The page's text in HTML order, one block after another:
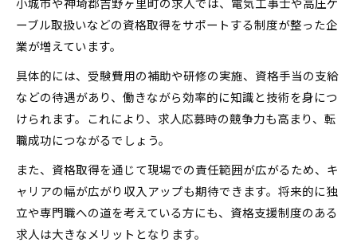
ーブル取扱いなどの資格取得をサポートする制度が整った企
業が増えています。
具体的には、受験費用の補助や研修の実施、資格手当の支給
などの待遇があり、働きながら効率的に知識と技術を身につ
けられます。これにより、求人応募時の競争力も高まり、転
職成功につながるでしょう。
また、資格取得を通じて現場での責任範囲が広がるため、キ
ャリアの幅が広がり収入アップも期待できます。将来的に独
立や専門職への道を考えている方にも、資格支援制度のある
求人は大きなメリットとなります。